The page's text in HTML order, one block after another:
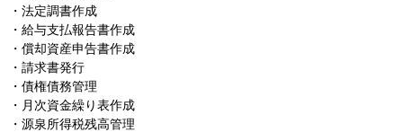
・法定調書作成
・給与支払報告書作成
・償却資産申告書作成
・請求書発行
・債権債務管理
・月次資金繰り表作成
・源泉所得税残高管理